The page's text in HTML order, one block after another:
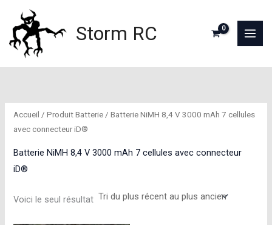
contenu
Storm RC
Accueil / Produit Batterie / Batterie NiMH 8,4 V 3000 mAh 7 cellules
avec connecteur iD®
Batterie NiMH 8,4 V 3000 mAh 7 cellules avec connecteur
iD®
Voici le seul résultat